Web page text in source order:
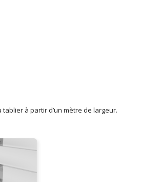
à partir d’un mètre de largeur.